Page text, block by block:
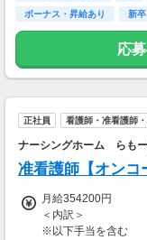
■昇給 年1回
■白衣手当（1,500円/
■医療費減免制度有
【交通費】
全額支給
ボーナス・昇給あり
新
応
正社員 看護師・准看護師
ナーシングホーム らも
准看護師【オンコ
月給354200円
＜内訳＞
※以下手当を含む